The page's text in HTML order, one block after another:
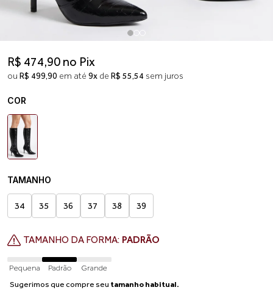
R$ 474,90 no Pix
ou R$ 499,90 em até 9x de R$ 55,54 sem juros
COR
TAMANHO
34 35 36 37 38 39
TAMANHO DA FORMA: PADRÃO
Pequena Padrão
Grande
Sugerimos que compre seu tamanho habitual.